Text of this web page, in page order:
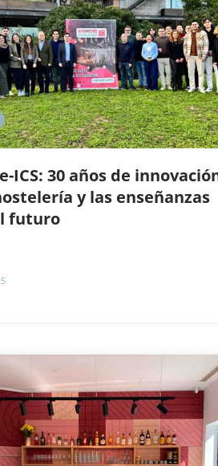
ICS: 30 años de
y las enseñanzas
futuro